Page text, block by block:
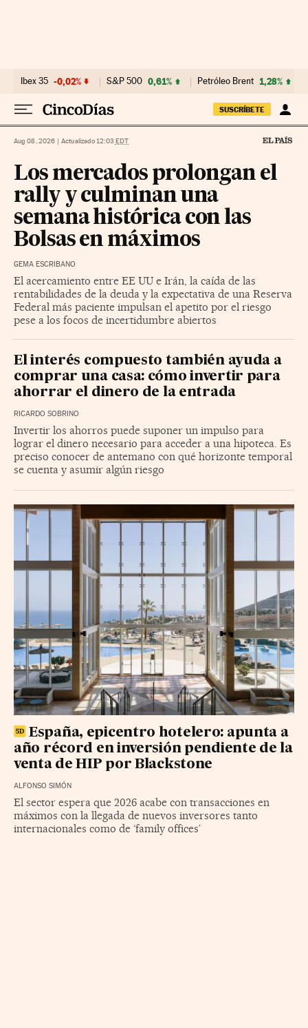
Ibex 35 -0,02% S&P 500 0,61% Petróleo Brent 1,28%
SUSCRÍBETE
Aug 08, 2026 | Actualizado 12:03 EDT
Los mercados prolongan el
rally y culminan una
semana histórica con las
Bolsas en máximos
GEMA ESCRIBANO
El acercamiento entre EE UU e Irán, la caída de las
rentabilidades de la deuda y la expectativa de una Reserva
Federal más paciente impulsan el apetito por el riesgo
pese a los focos de incertidumbre abiertos
El interés compuesto también ayuda a
comprar una casa: cómo invertir para
ahorrar el dinero de la entrada
RICARDO SOBRINO
Invertir los ahorros puede suponer un impulso para
lograr el dinero necesario para acceder a una hipoteca. Es
preciso conocer de antemano con qué horizonte temporal
se cuenta y asumir algún riesgo
España, epicentro hotelero: apunta a
año récord en inversión pendiente de la
venta de HIP por Blackstone
ALFONSO SIMÓN
El sector espera que 2026 acabe con transacciones en
máximos con la llegada de nuevos inversores tanto
internacionales como de ‘family offices’